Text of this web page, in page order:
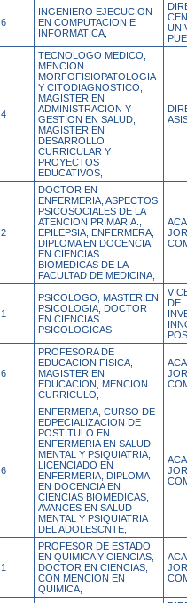
6
INGENIERO EJECUCION
EN COMPUTACION E
INFORMATICA,
4
TECNOLOGO MEDICO,
MENCION
MORFOFISIOPATOLOGIA
Y CITODIAGNOSTICO,
MAGISTER EN
ADMINISTRACION Y
GESTION EN SALUD,
MAGISTER EN
DESARROLLO
CURRICULAR Y
PROYECTOS
EDUCATIVOS,
2
DOCTOR EN
ENFERMERIA, ASPECTOS
PSICOSOCIALES DE LA
ATENCION PRIMARIA.,
EPILEPSIA, ENFERMERA,
DIPLOMA EN DOCENCIA
EN CIENCIAS
BIOMEDICAS DE LA
FACULTAD DE MEDICINA,
1
PSICOLOGO, MASTER EN
PSICOLOGIA, DOCTOR
EN CIENCIAS
PSICOLOGICAS,
DE
6
PROFESORA DE
EDUCACION FISICA,
MAGISTER EN
EDUCACION, MENCION
CURRICULO,
6
ENFERMERA, CURSO DE
EDPECIALIZACION DE
POSTITULO EN
ENFERMERIA EN SALUD
MENTAL Y PSIQUIATRIA,
LICENCIADO EN
ENFERMERIA, DIPLOMA
EN DOCENCIA EN
CIENCIAS BIOMEDICAS,
AVANCES EN SALUD
MENTAL Y PSIQUIATRIA
DEL ADOLESCNTE,
1
PROFESOR DE ESTADO
EN QUIMICA Y CIENCIAS,
DOCTOR EN CIENCIAS,
CON MENCION EN
QUIMICA,